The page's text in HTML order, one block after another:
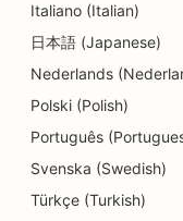
SEO voor
SEO voor Diners
SEO voor
SEO voor
Italiano (Italian)
日本語 (Japanese)
Nederlands
Polski (Polish)
Português
Svenska (Swedish)
Türkçe (Turkish)